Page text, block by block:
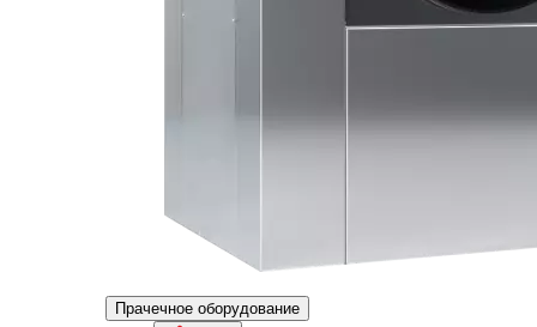
Прачечное оборудование